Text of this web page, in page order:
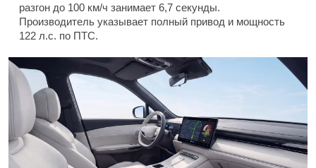
разгон до 100 км/ч занимает 6,7 секунды.
Производитель указывает полный привод и мощность
122 л.с. по ПТС.